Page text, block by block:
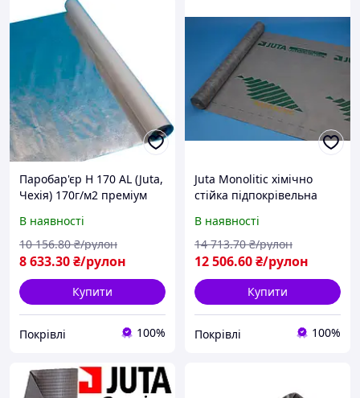
Паробар'єр H 170 AL (Juta,
Чехія) 170г/м2 преміум
В наявності
8 633.30₴/рулон
10 156.80 ₴/рулон
Купити
Покрівлі 100%
Juta Monolitic хімічно
стійка підпокрівельна
В наявності
12 506.60₴/рулон
14 713.70 ₴/рулон
Купити
Покрівлі 100%